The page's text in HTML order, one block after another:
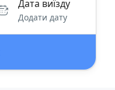
Дата виїзду
Додати дату